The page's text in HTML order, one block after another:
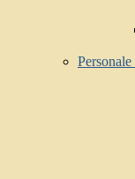
Personale